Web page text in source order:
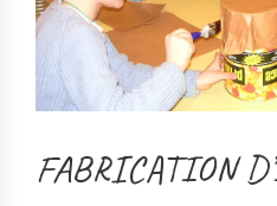
FABRICATION